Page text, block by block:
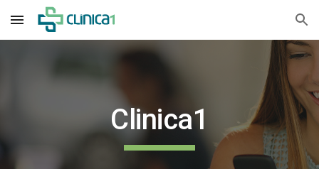
Skip to main content Skip to navigation
Clinica1